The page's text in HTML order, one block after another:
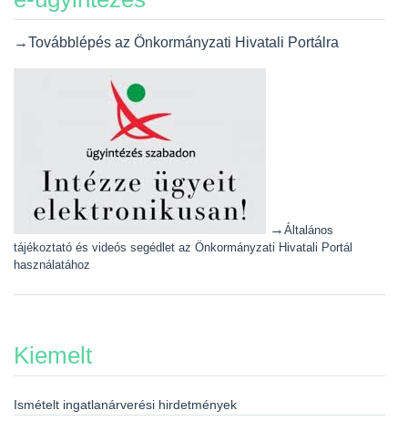
→Továbblépés az Önkormányzati Hivatali Portálra
→ Általános
tájékoztató és videós segédlet az Önkormányzati Hivatali Portál
használatához
Kiemelt
Ismételt ingatlanárverési hirdetmények